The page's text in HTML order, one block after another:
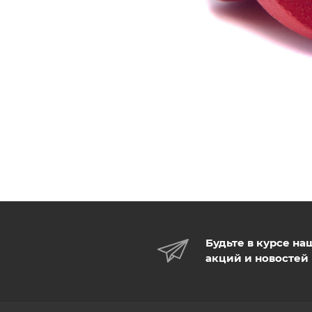
Будьте в курсе
акций и новостей